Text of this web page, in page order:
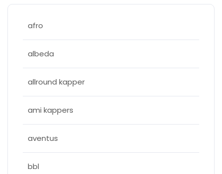
afro
albeda
allround kapper
ami kappers
aventus
bbl